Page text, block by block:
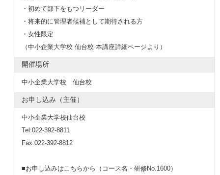
・初めて部下をもつリーダー
・将来的に管理者候補として期待される方
・女性限定
（中小企業大学校 仙台校 本講座詳細ページより）
開催場所
中小企業大学校 仙台校
お申し込み（主催）
中小企業大学校仙台校
Tel:022-392-8811
Fax:022-392-8812
■お申し込みはこちらから（コース名・研修No.1600）